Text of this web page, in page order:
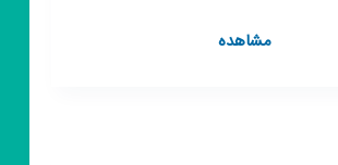
مشاهدهکانال